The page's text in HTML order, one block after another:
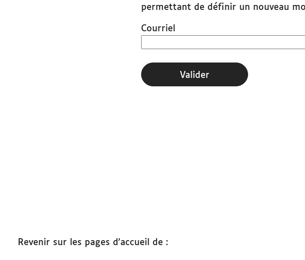
Paiement en ligne
Besoin d'aide
permettant de définir un nouveau
Courriel
Valider
Revenir sur les pages d'accueil de :